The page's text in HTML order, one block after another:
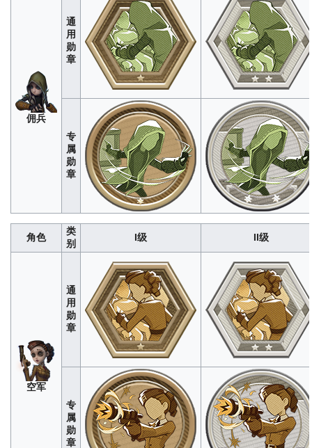
140042008400
140042008400
450 900 1500 170 510 1020
：音律校准命中次数（次）经WIKI
编辑组测试，单局上限为120<br>数据
仅供参考，如有错误欢迎改正
行动谐振：利用调律与监管者
（米）经WIKI编辑组测试，单
46<br>数据仅供参考，如有错误
1400 4200 8400 14000 460 1380 2760
记
者
故影相随
：利用牵制幻影牵制监管者时
长（秒）
经WIKI编辑组测试，单局上限
为44<br>数据仅供参考，如有错误欢迎
改正
：救援幻影救援成功次
经WIKI编辑组测试，单局上限为
通用任务救援次数<br>数据仅供
有错误欢迎改正
88
1320 2640 4400 6 15 30
喷射推力
：被追击时喷射前近距离
经WIKI编辑组测试，单局上限为
58<br>数据仅供参考，如有错误欢迎改
正
高空推进：悬停状态喷射前近距
经WIKI编辑组测试，单局上限为
据仅供参考，如有错误欢迎
1860 3720 6200 320 960 1920
拉
：赋予队友振奋且生效次数
（次）经WIKI编辑组测试，单局上限为
1<br>数据仅供参考，如有错误欢迎改
：利用鼓舞与监管者
30<br>数据仅供参考，如有错误
1 6 12 25 43 72 360 1080 2160
：“路易”抵挡伤害次数
经WIKI编辑组测试，单局上限为
2<br>数据仅供参考，如有错误欢迎改
正
灵巧“路易”：成为“路易”期间牵
时间（秒）经WIKI编辑组测试，
为30<br>数据仅供参考，如有错
正
26 80 160 268 68 340 1020 2040
灾
调
查
充气弹射：自身/队友借助气囊弹射次数
（次）
经WIKI编辑组测试，单局上限为
4<br>数据仅供参考，如有错误欢迎改
正
滞敌气囊：气囊阻挡监管者时间
WIKI编辑组测试，单局上限为
仅供参考，如有错误欢迎
11 171 342 570 32 96 192
：利用巧计提升破译速度时长
经WIKI编辑组测试，单局上限为
30<br>数据仅供参考，如有错误欢迎改
正
香中遁形：隐匿时牵制监管者时
经WIKI编辑组测试，单局上限为
据仅供参考，如有错误欢迎
318 954 1908 3180 76 380 1140 2280
佣兵
通
用
勋
章
专
属
勋
章
角色
类
别
I级 II级
空军
通
用
勋
章
专
属
勋
章